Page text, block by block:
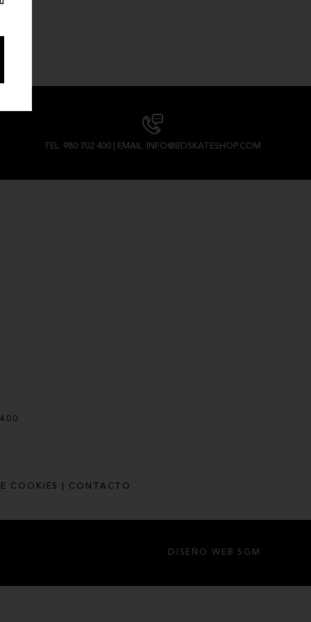
TEL. 980 702 400 | EMAIL. INFO@BDSKATESHOP.COM
COOKIES CONTACTO
DISEÑO WEB SGM